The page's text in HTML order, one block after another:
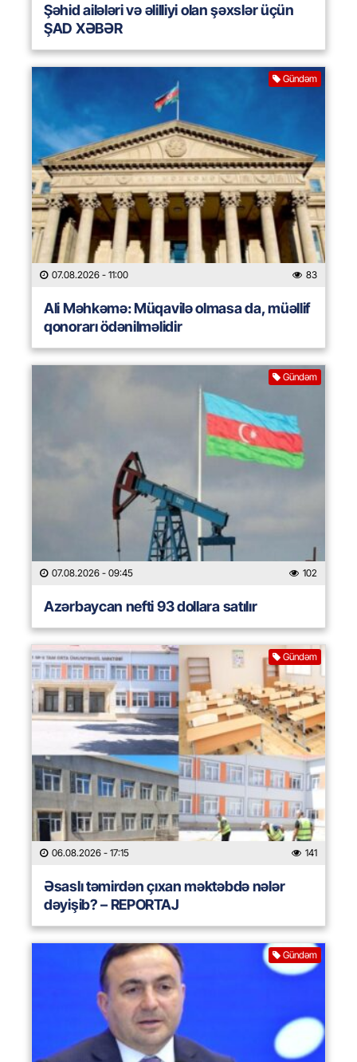
Şəhid ailələri və əlilliyi olan şəxslər üçün
ŞAD XƏBƏR
Gündəm
07.08.2026 - 11:00 83
Ali Məhkəmə: Müqavilə olmasa da, müəllif
qonorarı ödənilməlidir
Gündəm
07.08.2026 - 09:45 102
Azərbaycan nefti 93 dollara satılır
Gündəm
06.08.2026 - 17:15 141
Əsaslı təmirdən çıxan məktəbdə nələr
dəyişib? – REPORTAJ
Gündəm